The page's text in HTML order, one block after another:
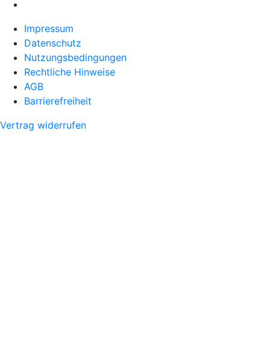
Impressum
Datenschutz
Nutzungsbedingungen
Rechtliche Hinweise
AGB
Barrierefreiheit
Vertrag widerrufen